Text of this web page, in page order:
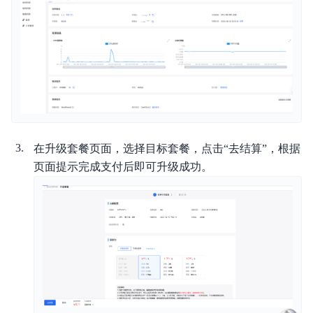
在升级套餐页面，选择目标套餐，点击“去结算”，根据
页面提示完成支付后即可升级成功。